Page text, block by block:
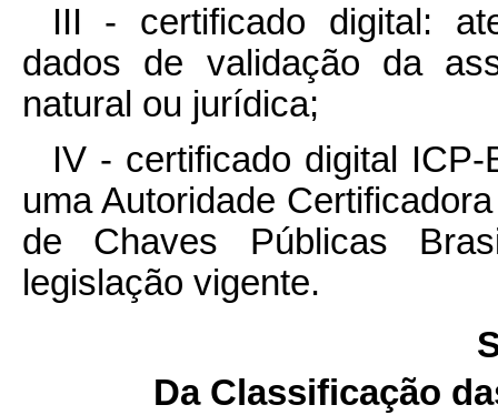
III - certificado digital:
dados de validação da
natural ou jurídica;
IV - certificado digital
uma Autoridade
de Chaves Públicas
legislação vigente.
Da Classificação